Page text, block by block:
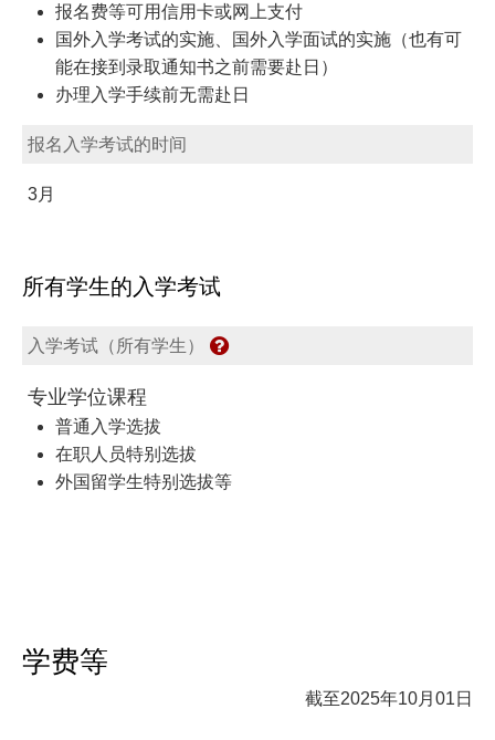
报名费等可用信用卡或网上支付
国外入学考试的实施、国外入学面试的实施（也有可
能在接到录取通知书之前需要赴日）
办理入学手续前无需赴日
报名入学考试的时间
3月
所有学生的入学考试
入学考试（所有学生）
专业学位课程
普通入学选拔
在职人员特别选拔
外国留学生特别选拔等
学费等
截至2025年10月01日